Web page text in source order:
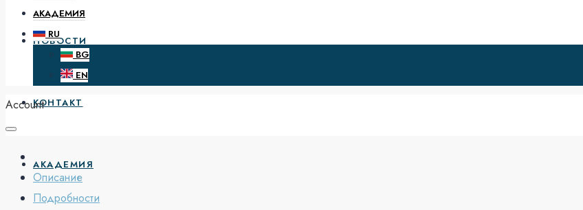
НОВОСТИ
КОНТАКТ
АКАДЕМИЯ
АКАДЕМИЯ
RU
BG
EN
Account
Описание
Подробности